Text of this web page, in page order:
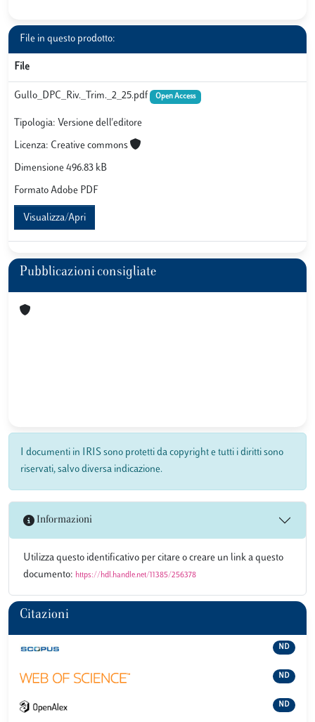
File in questo prodotto:
File
Gullo_DPC_Riv._Trim._2_25.pdf Open Access
Tipologia: Versione dell'editore
Licenza: Creative commons
Dimensione 496.83 kB
Formato Adobe PDF
Visualizza/Apri
Pubblicazioni consigliate
I documenti in IRIS sono protetti da copyright e tutti i diritti sono
riservati, salvo diversa indicazione.
Informazioni
Utilizza questo identificativo per citare o creare un link a questo
documento: https://hdl.handle.net/11385/256378
Citazioni
ND
ND
ND